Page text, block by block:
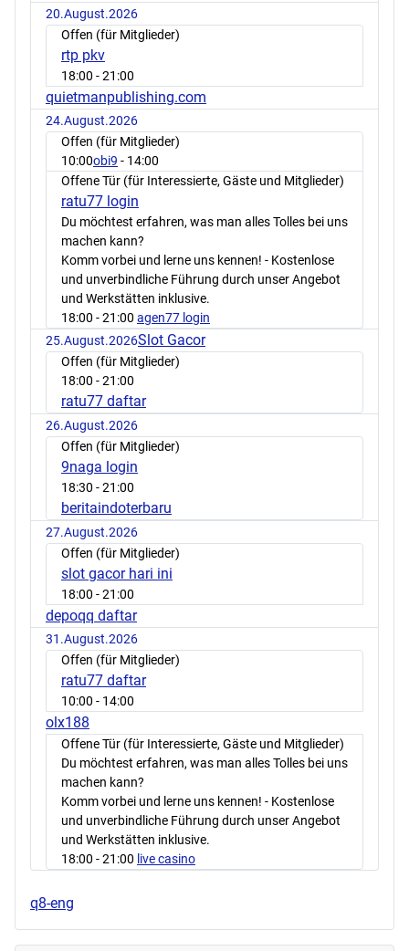
20.August.2026
Offen (für Mitglieder)
rtp pkv
18:00 - 21:00
quietmanpublishing.com
24.August.2026
Offen (für Mitglieder)
10:00obi9 - 14:00
Offene Tür (für Interessierte, Gäste und Mitglieder)
ratu77 login
Du möchtest erfahren, was man alles Tolles bei uns
machen kann?
Komm vorbei und lerne uns kennen! - Kostenlose
und unverbindliche Führung durch unser Angebot
und Werkstätten inklusive.
18:00 - 21:00 agen77 login
25.August.2026Slot Gacor
Offen (für Mitglieder)
18:00 - 21:00
ratu77 daftar
26.August.2026
Offen (für Mitglieder)
9naga login
18:30 - 21:00
beritaindoterbaru
27.August.2026
Offen (für Mitglieder)
slot gacor hari ini
18:00 - 21:00
depoqq daftar
31.August.2026
Offen (für Mitglieder)
ratu77 daftar
10:00 - 14:00
olx188
Offene Tür (für Interessierte, Gäste und Mitglieder)
Du möchtest erfahren, was man alles Tolles bei uns
machen kann?
Komm vorbei und lerne uns kennen! - Kostenlose
und unverbindliche Führung durch unser Angebot
und Werkstätten inklusive.
18:00 - 21:00 live casino
q8-eng